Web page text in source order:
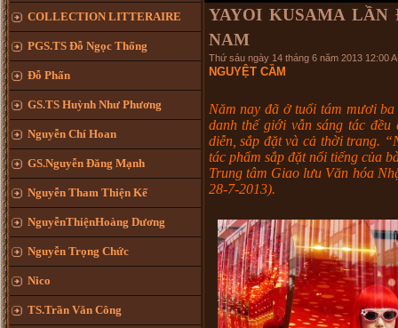
COLLECTION LITTERAIRE
PGS.TS Đỗ Ngọc Thống
Đỗ Phấn
GS.TS Huỳnh Như Phương
Nguyễn Chí Hoan
GS.Nguyễn Đăng Mạnh
Nguyễn Tham Thiện Kế
NguyễnThiệnHoàng Dương
Nguyễn Trọng Chức
Nico
TS.Trần Văn Công
YAYOI KUSAMA
NAM
Thứ sáu ngày 14 tháng 6 năm 2013 12:00
NGUYỆT CẦM
Năm nay đã ở tuổi tám mươi
danh thế giới vẫn sáng tác
diễn, sắp đặt và cả thời trang.
tác phẩm sắp đặt nổi tiếng của
Trung tâm Giao lưu Văn hóa
28-7-2013).